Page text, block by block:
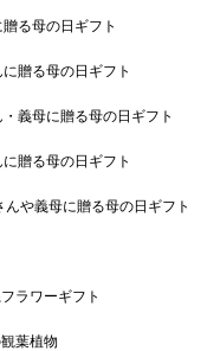
る母の日ギフト
贈る母の日ギフト
義母に贈る母の日ギフト
贈る母の日ギフト
や義母に贈る母の日ギフト
ラワーギフト
葉植物